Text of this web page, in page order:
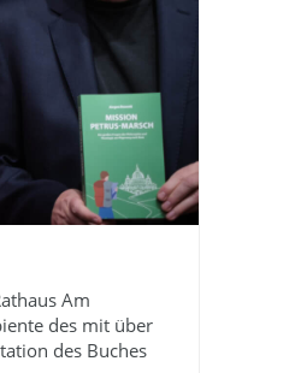
Am
des mit über
des Buches